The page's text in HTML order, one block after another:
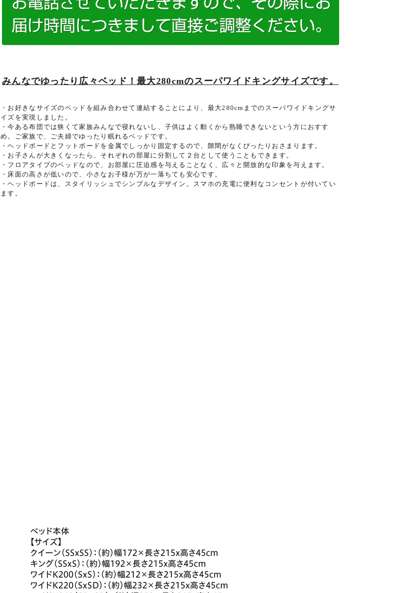
みんなでゆったり広々ベッド！最大280cmのスーパワイドキングサイズです。
・お好きなサイズのベッドを組み合わせて連結することにより、最大280cmまでのスーパワイドキングサ
イズを実現しました。
・今ある布団では狭くて家族みんなで寝れないし、子供はよく動くから熟睡できないという方におすす
め。ご家族で、ご夫婦でゆったり眠れるベッドです。
・ヘッドボードとフットボードを金属でしっかり固定するので、隙間がなくぴったりおさまります。
・お子さんが大きくなったら、それぞれの部屋に分割して２台として使うこともできます。
・フロアタイプのベッドなので、お部屋に圧迫感を与えることなく、広々と開放的な印象を与えます。
・床面の高さが低いので、小さなお子様が万が一落ちても安心です。
・ヘッドボードは、スタイリッシュでシンプルなデザイン。スマホの充電に便利なコンセントが付いてい
ます。